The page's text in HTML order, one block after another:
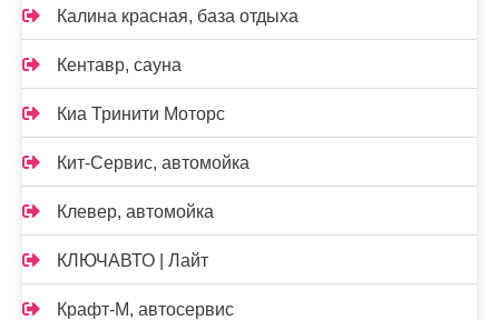
Калина красная, база отдыха
Кентавр, сауна
Киа Тринити Моторс
Кит-Сервис, автомойка
Клевер, автомойка
КЛЮЧАВТО | Лайт
Крафт-М, автосервис